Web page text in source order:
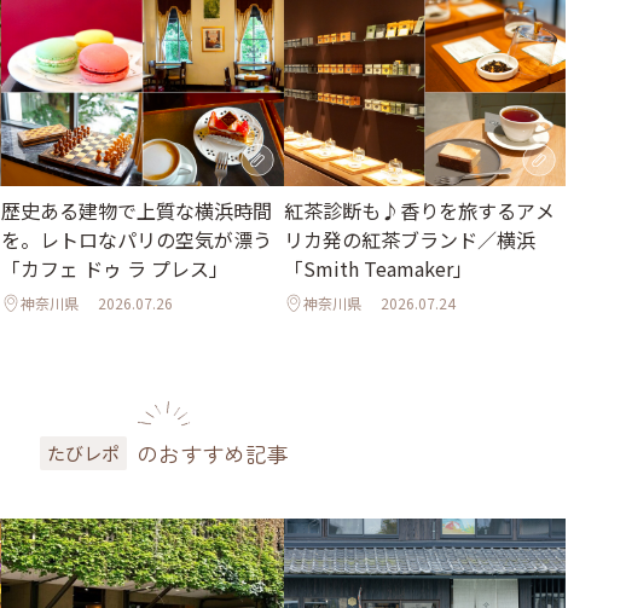
歴史ある建物で上質な横浜時間
を。レトロなパリの空気が漂う
「カフェ ドゥ ラ プレス」
神奈川県 2026.07.26
紅茶診断も♪香りを旅するアメ
リカ発の紅茶ブランド／横浜
「Smith Teamaker」
神奈川県 2026.07.24
たびレポ のおすすめ記事